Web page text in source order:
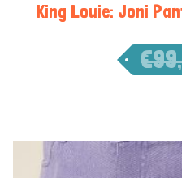
King Louie: Joni
€